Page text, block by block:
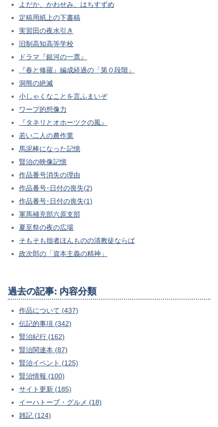
よだか、かわせみ、はちすずめ
定稿用紙上の下書稿
実習田の夜水引き
旧制高知高等学校
ドラマ『銀河の一票』
『春と修羅』編成経過の「第０段階」
洞熊の絶滅
小しゃくなことを言ふまいぞ
ワープ的想像力
『タネリとオホーツクの風』
若い二人の農作業
馬泥棒になった記憶
賢治の映像記憶
作品番号消失の理由
作品番号･日付の喪失(2)
作品番号･日付の喪失(1)
軍馬補充部六原支部
夏至祭の夜の広場
そもそも拙者ほんものの清教徒ならば
政次郎の「資本主義の精神」
過去の記事: 内容分類
作品について (437)
伝記的事項 (342)
賢治紀行 (162)
賢治関連本 (87)
賢治イベント (125)
賢治情報 (100)
サイト更新 (185)
イーハトーブ・グルメ (18)
雑記 (124)